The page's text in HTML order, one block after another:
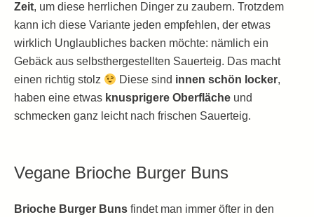
Zeit, um diese herrlichen Dinger zu zaubern. Trotzdem
kann ich diese Variante jeden empfehlen, der etwas
wirklich Unglaubliches backen möchte: nämlich ein
Gebäck aus selbsthergestellten Sauerteig. Das macht
einen richtig stolz
Diese sind innen schön locker,
haben eine etwas knusprigere Oberfläche und
schmecken ganz leicht nach frischen Sauerteig.
Vegane Brioche Burger Buns
Brioche Burger Buns findet man immer öfter in den